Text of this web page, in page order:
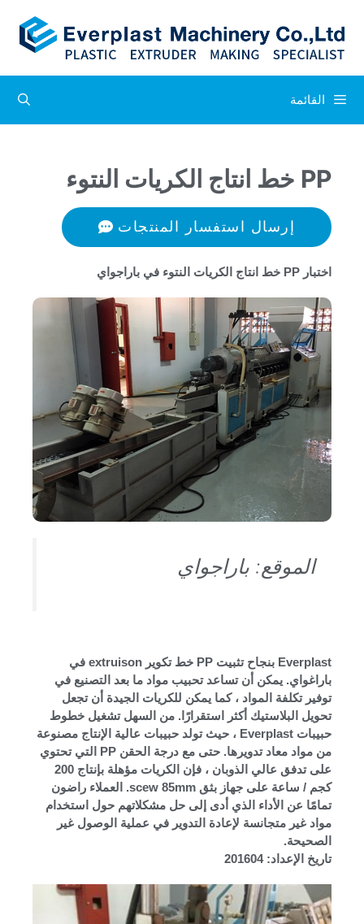
القائمة
PP خط انتاج الكريات النتوء
إرسال استفسار المنتجات
اختبار PP خط انتاج الكريات النتوء في باراجواي
الموقع: باراجواي
Everplast بنجاح تثبيت PP خط تكوير extruison في
باراغواي. يمكن أن تساعد تحبيب مواد ما بعد التصنيع في
توفير تكلفة المواد ، كما يمكن للكريات الجيدة أن تجعل
تحويل البلاستيك أكثر استقرارًا. من السهل تشغيل خطوط
حبيبات Everplast ، حيث تولد حبيبات عالية الإنتاج مصنوعة
من مواد معاد تدويرها. حتى مع درجة الحقن PP التي تحتوي
على تدفق عالي الذوبان ، فإن الكريات مؤهلة بإنتاج 200
كجم / ساعة على جهاز بثق scew 85mm. العملاء راضون
تمامًا عن الأداء الذي أدى إلى حل مشكلاتهم حول استخدام
مواد غير متجانسة لإعادة التدوير في عملية الوصول غير
الصحيحة.
تاريخ الإعداد: 201604